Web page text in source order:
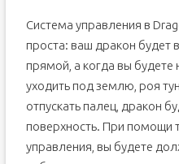
Система управления в
проста: ваш дракон будет
прямой, а когда вы будете
уходить под землю, роя
отпускать палец, дракон
поверхность. При помощи
управления, вы будете